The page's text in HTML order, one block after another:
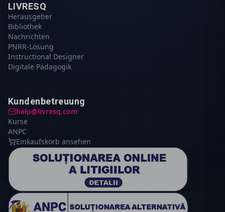
LIVRESQ
Herausgeber
Bibliothek
Nachrichten
PNRR-Lösung
Instructional Designer
Digitale Pädagogik
Kundenbetreuung
help@livresq.com
Kurse
ANPC
Einkaufskorb ansehen